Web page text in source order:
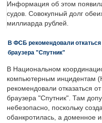
Информация об этом
судов. Совокупный долг
миллиарда рублей.
В ФСБ рекомендовали откаться
браузера "Спутник"
В Национальном
компьютерным инцидентам
рекомендовали отказаться
браузера "Спутник". Там
небезопасно, поскольку
обанкротилась, а доменное